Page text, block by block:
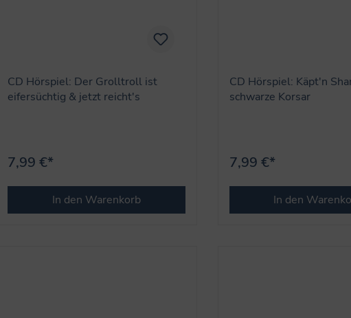
CD Hörspiel: Der Grolltroll ist
eifersüchtig & jetzt reicht's
7,99 €*
In den Warenkorb
CD Hörspiel: Käpt'n
schwarze Korsar
7,99 €*
In den